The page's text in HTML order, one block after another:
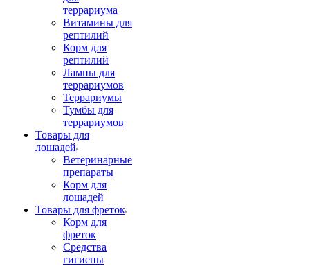
террариума
Витамины для
рептилий
Корм для
рептилий
Лампы для
террариумов
Террариумы
Тумбы для
террариумов
Товары для
лошадей
Ветеринарные
препараты
Корм для
лошадей
Товары для фреток
Корм для
фреток
Средства
гигиены